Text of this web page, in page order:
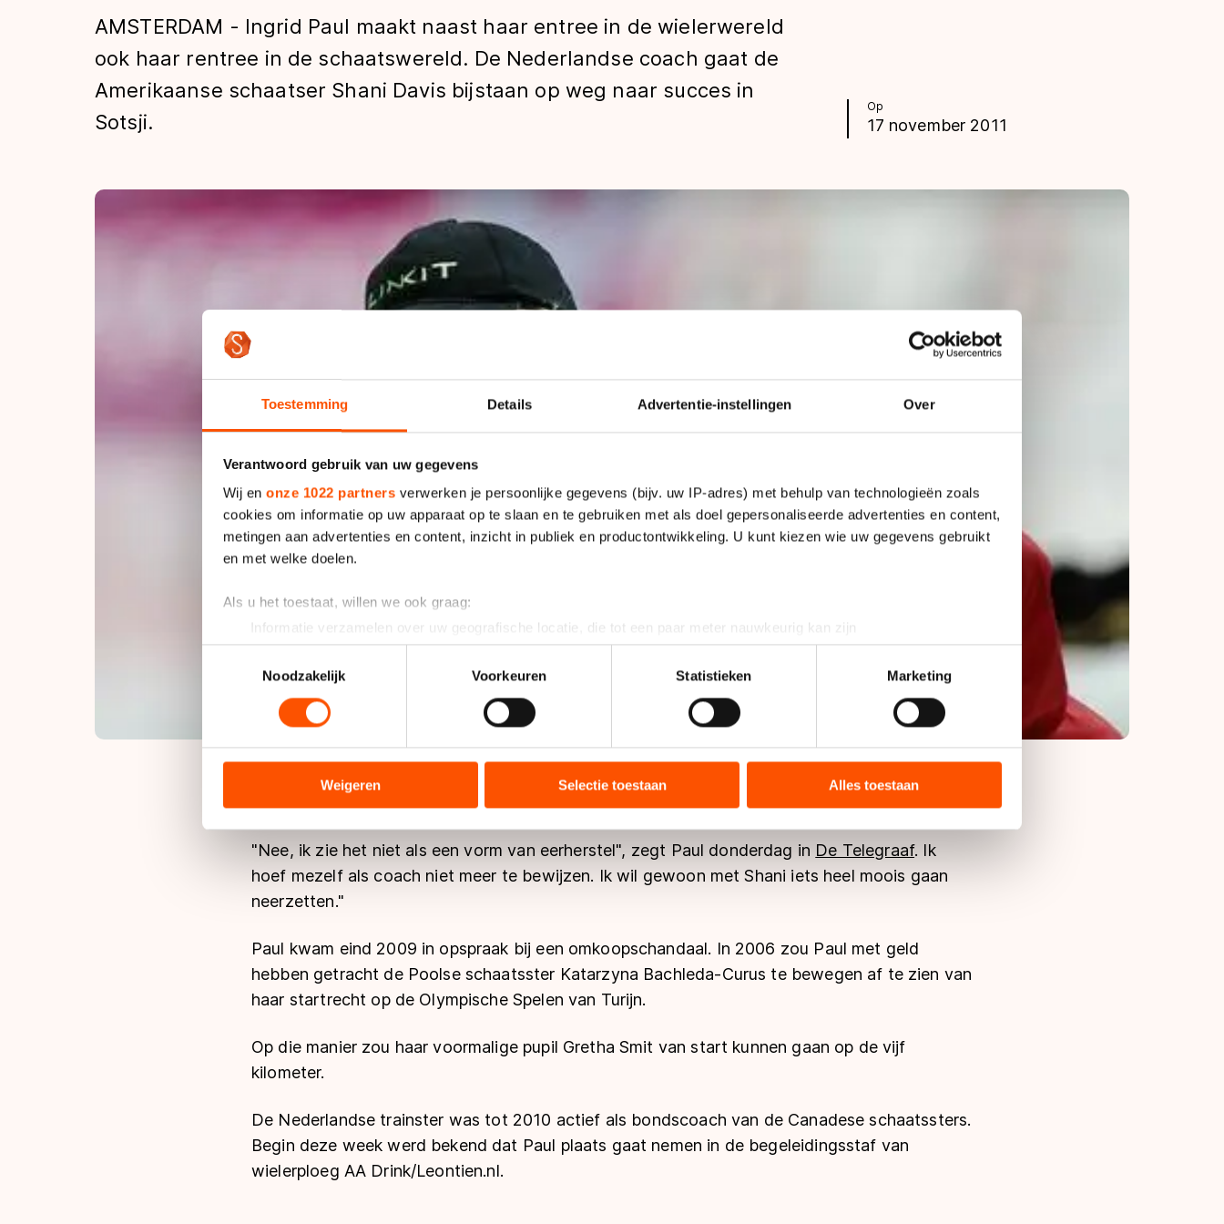
Toestemming Details Advertentie-instellingen Over
Verantwoord gebruik van uw gegevens
Wij en onze 1022 partners verwerken je persoonlijke gegevens (bijv. uw IP-adres) met behulp van technologieën zoals
cookies om informatie op uw apparaat op te slaan en te gebruiken met als doel gepersonaliseerde advertenties en content,
metingen aan advertenties en content, inzicht in publiek en productontwikkeling. U kunt kiezen wie uw gegevens gebruikt
en met welke doelen.
Als u het toestaat, willen we ook graag:
Informatie verzamelen over uw geografische locatie, die tot een paar meter nauwkeurig kan zijn
Uw apparaat identificeren door het actief te scannen op specifieke eigenschappen (fingerprinting)
Lees meer over hoe uw persoonlijke gegevens worden verwerkt en stel uw voorkeuren in het
detailgedeeltein. U kunt uw
toestemming op elk moment wijzigen of intrekken in de Cookieverklaring.
analyseren. We delen informatie over uw gebruik van onze site met onze partners voor social media, advertenties en
analyse. Zij kunnen deze combineren met andere gegevens die u aan hen heeft verstrekt of die zij hebben verzameld via
hun services. Sommige partners kunnen gegevens doorgeven aan landen buiten de EU, zoals de VS, waar mogelijk geen
adequaat beschermingsniveau geldt volgens de GDPR. Door op ‘Toestaan’ te klikken, stemt u in met deze overdracht.
Meer informatie vindt u in onscookiebeleid.
Noodzakelijk
Voorkeuren Statistieken Marketing
Weigeren Selectie toestaan Alles toestaan
Tijden & historie
De weg op
Olympische Spelen
Op
17 november 2011
AMSTERDAM - Ingrid Paul maakt naast haar entree in de wielerwereld
ook haar rentree in de schaatswereld. De Nederlandse coach gaat de
Amerikaanse schaatser Shani Davis bijstaan op weg naar succes in
Sotsji.
"Nee, ik zie het niet als een vorm van eerherstel", zegt Paul donderdag in De Telegraaf. Ik
hoef mezelf als coach niet meer te bewijzen. Ik wil gewoon met Shani iets heel moois gaan
neerzetten."
Paul kwam eind 2009 in opspraak bij een omkoopschandaal. In 2006 zou Paul met geld
hebben getracht de Poolse schaatsster Katarzyna Bachleda-Curus te bewegen af te zien van
haar startrecht op de Olympische Spelen van Turijn.
Op die manier zou haar voormalige pupil Gretha Smit van start kunnen gaan op de vijf
kilometer.
De Nederlandse trainster was tot 2010 actief als bondscoach van de Canadese schaatssters.
Begin deze week werd bekend dat Paul plaats gaat nemen in de begeleidingsstaf van
wielerploeg AA Drink/Leontien.nl.